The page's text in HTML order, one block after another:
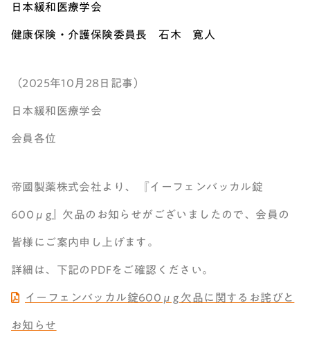
日本緩和医療学会
健康保険・介護保険委員長 石木 寛人
（2025年10月28日記事）
日本緩和医療学会
会員各位
帝國製薬株式会社より、 『イーフェンバッカル錠
600μg』欠品のお知らせがございましたので、会員の
皆様にご案内申し上げます。
詳細は、下記のPDFをご確認ください。
イーフェンバッカル錠600μg 欠品に関するお詫びと
お知らせ